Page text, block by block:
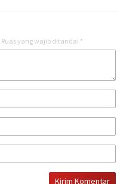
Ruas yang wajib ditandai *